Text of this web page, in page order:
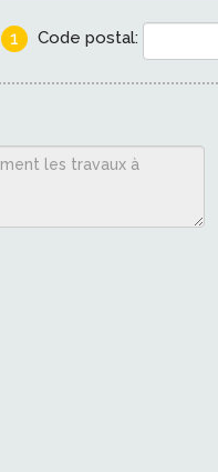
1 Code postal: